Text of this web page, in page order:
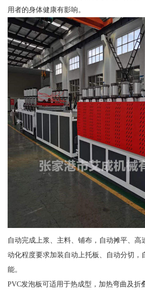
用者的身体健康有影响。
自动完成上浆、主料、铺布，自动摊平、高
动化程度要求加装自动上托板、自动分切，
能。
PVC发泡板可适用于热成型，加热弯曲及折